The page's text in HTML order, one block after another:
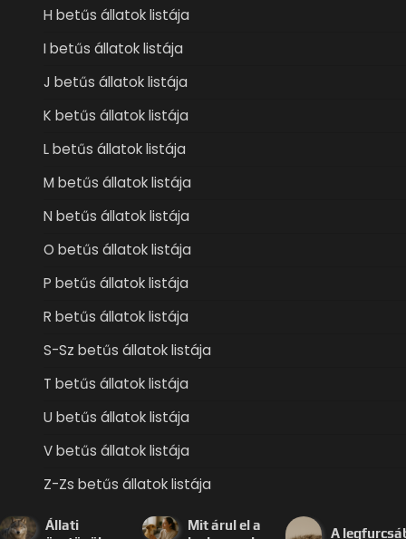
H betűs állatok listája
I betűs állatok listája
J betűs állatok listája
K betűs állatok listája
L betűs állatok listája
M betűs állatok listája
N betűs állatok listája
O betűs állatok listája
P betűs állatok listája
R betűs állatok listája
S-Sz betűs állatok listája
T betűs állatok listája
U betűs állatok listája
V betűs állatok listája
Z-Zs betűs állatok listája
Állati
Mit árul el a
A